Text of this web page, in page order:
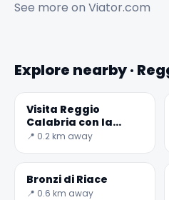
See more on Viator.com
Explore nearby ·
Visita Reggio
Calabria con la
musica: il MuStruMu
📍 0.2 km away
Bronzi di Riace
📍 0.6 km away